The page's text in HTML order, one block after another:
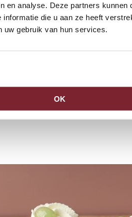
en analyse. Deze partners kunnen
informatie die u aan ze heeft
uw gebruik van hun services.
OK